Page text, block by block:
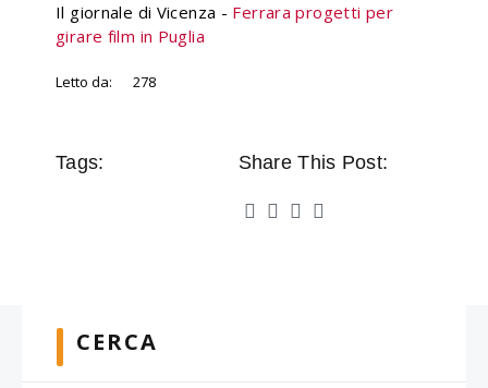
Il giornale di Vicenza - Ferrara progetti per
girare film in Puglia
Letto da: 278
Tags: Share This Post:
CERCA